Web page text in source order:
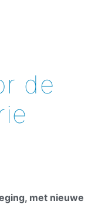
de
met nieuwe